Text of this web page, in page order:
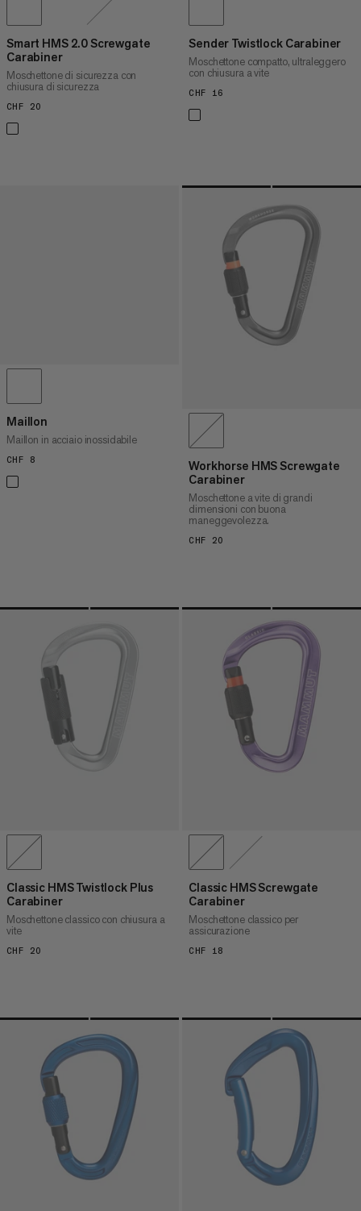
Smart HMS 2.0 Screwgate
Carabiner
Moschettone di sicurezza con
chiusura di sicurezza
CHF 20
Sender Twistlock Carabiner
Moschettone compatto, ultraleggero
con chiusura a vite
CHF 16
Maillon
Maillon in acciaio inossidabile
CHF 8
Workhorse HMS Screwgate
Carabiner
Moschettone a vite di grandi
dimensioni con buona
maneggevolezza.
CHF 20
Classic HMS Twistlock Plus
Carabiner
Moschettone classico con chiusura a
vite
CHF 20
Classic HMS Screwgate
Carabiner
Moschettone classico per
assicurazione
CHF 18